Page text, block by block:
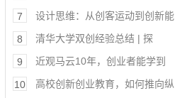
设计思维：从创客运动到创新能
7
清华大学双创经验总结 | 探
8
近观马云10年，创业者能学到
9
高校创新创业教育，如何推向纵
10